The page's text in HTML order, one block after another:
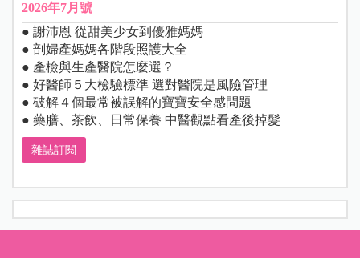
2026年7月號
● 謝沛恩 從甜美少女到優雅媽媽
● 剖婦產媽媽各階段照護大全
● 產檢與生產醫院怎麼選？
● 好醫師５大檢驗標準 選對醫院是風險管理
● 破解４個最常被誤解的寶寶安全感問題
● 藥膳、茶飲、日常保養 中醫觀點看產後掉髮
雜誌訂閱